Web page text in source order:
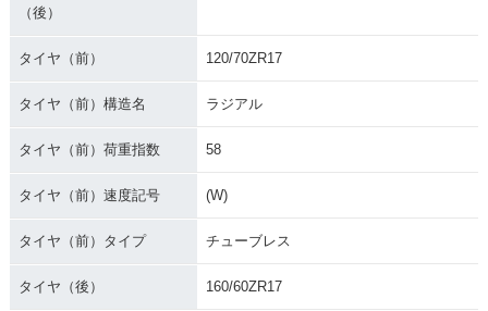
（後）
タイヤ（前） 120/70ZR17
タイヤ（前）構造名 ラジアル
タイヤ（前）荷重指数 58
タイヤ（前）速度記号 (W)
タイヤ（前）タイプ チューブレス
タイヤ（後） 160/60ZR17